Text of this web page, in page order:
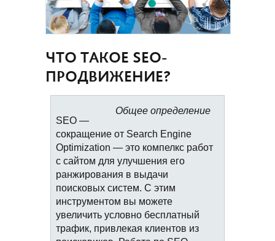
ЧТО ТАКОЕ SEO-
ПРОДВИЖЕНИЕ?
Общее определение
SEO —
сокращение от Search Engine
Optimization — это компелкс работ
с сайтом для улучшения его
ранжирования в выдачи
поисковых систем. С этим
инструментом вы можете
увеличить условно бесплатный
трафик, привлекая клиентов из